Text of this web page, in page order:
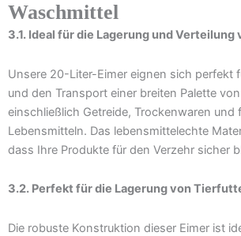
Waschmittel
3.1. Ideal für die Lagerung und
Unsere 20-Liter-Eimer eignen sich perfekt
und den Transport einer breiten Palette
einschließlich Getreide, Trockenwaren und
Lebensmitteln. Das lebensmittelechte
dass Ihre Produkte für den Verzehr sicher
3.2. Perfekt für die Lagerung von
Die robuste Konstruktion dieser Eimer ist